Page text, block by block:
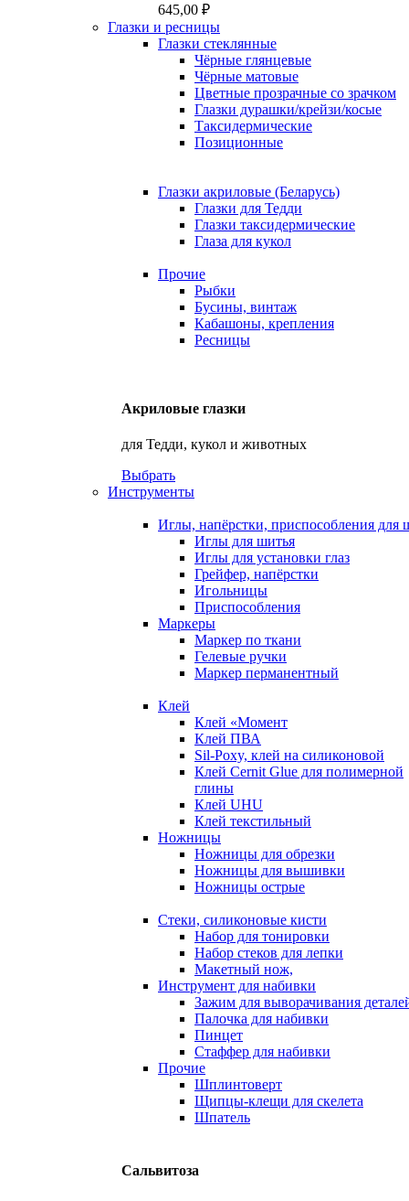
645,00 ₽
Глазки и ресницы
Глазки стеклянные
Чёрные глянцевые
Чёрные матовые
Цветные прозрачные со зрачком
Глазки дурашки/крейзи/косые
Таксидермические
Позиционные
Глазки акриловые (Беларусь)
Глазки для Тедди
Глазки таксидермические
Глаза для кукол
Прочие
Рыбки
Бусины, винтаж
Кабашоны, крепления
Ресницы
Акриловые глазки
для Тедди, кукол и животных
Выбрать
Инструменты
Иглы, напёрстки, приспособления для
Иглы для шитья
Иглы для установки глаз
Грейфер, напёрстки
Игольницы
Приспособления
Маркеры
Маркер по ткани
Гелевые ручки
Маркер перманентный
Клей
Клей «Момент
Клей ПВА
Sil-Poxy, клей на силиконовой
Клей Cernit Glue для полимерной
глины
Клей UHU
Клей текстильный
Ножницы
Ножницы для обрезки
Ножницы для вышивки
Ножницы острые
Стеки, силиконовые кисти
Набор для тонировки
Набор стеков для лепки
Макетный нож,
Инструмент для набивки
Зажим для выворачивания
Палочка для набивки
Пинцет
Стаффер для набивки
Прочие
Шплинтоверт
Щипцы-клещи для скелета
Шпатель
Сальвитоза